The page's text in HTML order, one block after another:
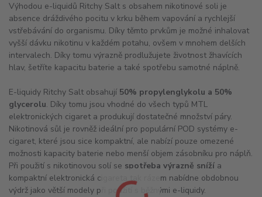
Výhodou e-liquidů Ritchy Salt s obsahem nikotinové soli je
absence dráždivého pocitu v krku během vapování a rychlejší
vstřebávání do organismu. Díky těmto prvkům je možné inhalovat
vyšší dávku nikotinu v každém potahu, ovšem v mnohem delších
intervalech. Díky tomu výrazně prodlužujete životnost žhavících
hlav, šetříte kapacitu baterie a také spotřebu samotné náplně.
E-liquidy Ritchy Salt obsahují 50% propylenglykolu a 50%
glycerolu. Díky tomu jsou vhodné do všech typů MTL
elektronických cigaret a produkují dostatečné množství páry.
Nikotinová sůl je rovněž ideální pro populární POD systémy e-
cigaret, které jsou sice kompaktní, ale nabízí pouze omezené
možnosti kapacity baterie nebo menší objem zásobníku pro náplň.
Při použití s nikotinovou solí se spotřeba výrazně sníží a
kompaktní elektronická cigareta tak rázem nabídne obdobnou
výdrž jako větší modely při použití s běžnými e-liquidy.